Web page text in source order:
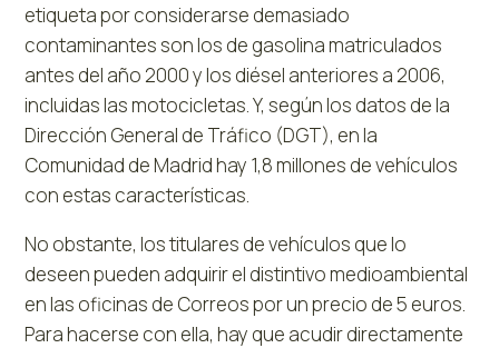
etiqueta por considerarse demasiado
contaminantes son los de gasolina matriculados
antes del año 2000 y los diésel anteriores a 2006,
incluidas las motocicletas. Y, según los datos de la
Dirección General de Tráfico (DGT), en la
Comunidad de Madrid hay 1,8 millones de vehículos
con estas características.
No obstante, los titulares de vehículos que lo
deseen pueden adquirir el distintivo medioambiental
en las oficinas de Correos por un precio de 5 euros.
Para hacerse con ella, hay que acudir directamente